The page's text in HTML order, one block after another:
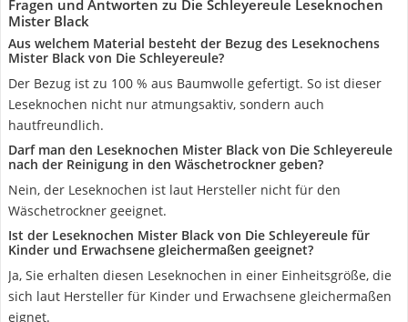
Fragen und Antworten zu Die Schleyereule Leseknochen
Mister Black
Aus welchem Material besteht der Bezug des Leseknochens
Mister Black von Die Schleyereule?
Der Bezug ist zu 100 % aus Baumwolle gefertigt. So ist dieser
Leseknochen nicht nur atmungsaktiv, sondern auch
hautfreundlich.
Darf man den Leseknochen Mister Black von Die Schleyereule
nach der Reinigung in den Wäschetrockner geben?
Nein, der Leseknochen ist laut Hersteller nicht für den
Wäschetrockner geeignet.
Ist der Leseknochen Mister Black von Die Schleyereule für
Kinder und Erwachsene gleichermaßen geeignet?
Ja, Sie erhalten diesen Leseknochen in einer Einheitsgröße, die
sich laut Hersteller für Kinder und Erwachsene gleichermaßen
eignet.